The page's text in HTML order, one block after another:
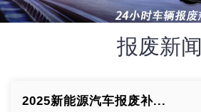
报废新闻
2025新能源汽车报废补...